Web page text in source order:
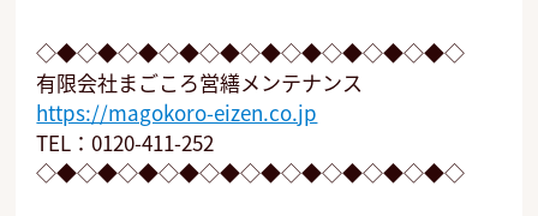
◇◆◇◆◇◆◇◆◇◆◇◆◇◆◇◆◇◆◇◆◇
有限会社まごころ営繕メンテナンス
https://magokoro-eizen.co.jp
TEL：0120-411-252
◇◆◇◆◇◆◇◆◇◆◇◆◇◆◇◆◇◆◇◆◇